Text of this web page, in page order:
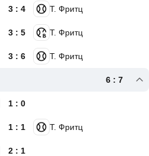
Т. Фритц
3 : 4
Т. Фритц
3 : 5
Т. Фритц
3 : 6
6 : 7
1 : 0
Т. Фритц
1 : 1
2 : 1